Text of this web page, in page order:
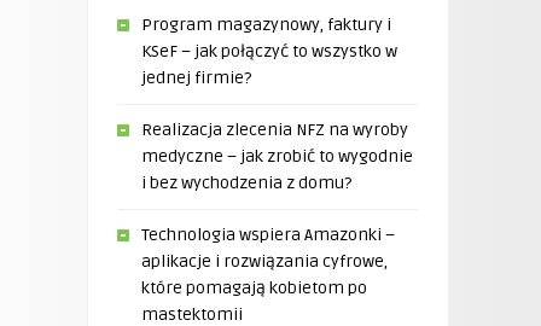
Program magazynowy, faktury i
KSeF – jak połączyć to wszystko w
jednej firmie?
Realizacja zlecenia NFZ na wyroby
medyczne – jak zrobić to wygodnie
i bez wychodzenia z domu?
Technologia wspiera Amazonki –
aplikacje i rozwiązania cyfrowe,
które pomagają kobietom po
mastektomii